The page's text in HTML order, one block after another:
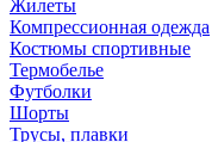
Жилеты
Компрессионная одежда
Костюмы спортивные
Термобелье
Футболки
Шорты
Трусы, плавки